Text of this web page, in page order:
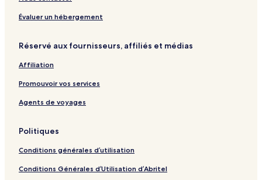
G
d
n
t
i
m
a
i
f
+
P
a
i
g
y
n
a
y
e
Évaluer un hébergement
Réservé aux fournisseurs, affiliés et médias
Affiliation
Promouvoir vos services
Agents de voyages
Politiques
Conditions générales d’utilisation
Conditions Générales d’Utilisation d’Abritel